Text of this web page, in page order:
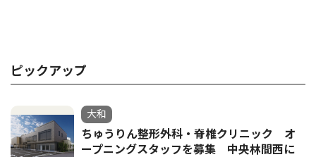
ピックアップ
大和
ちゅうりん整形外科・脊椎クリニック オ
ープニングスタッフを募集 中央林間西に